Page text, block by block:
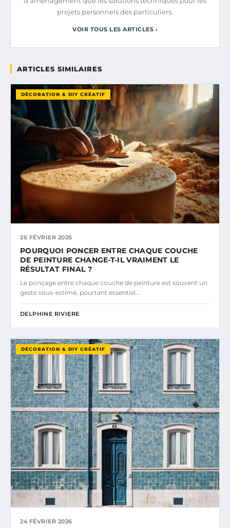
projets personnels des particuliers.
VOIR TOUS LES ARTICLES ›
ARTICLES SIMILAIRES
DÉCORATION & DIY CRÉATIF
26 FÉVRIER 2026
POURQUOI PONCER ENTRE CHAQUE COUCHE
DE PEINTURE CHANGE-T-IL VRAIMENT LE
RÉSULTAT FINAL ?
Le ponçage entre chaque couche de peinture est souvent un
geste sous-estimé, pourtant essentiel…
DELPHINE RIVIERE
DÉCORATION & DIY CRÉATIF
24 FÉVRIER 2026